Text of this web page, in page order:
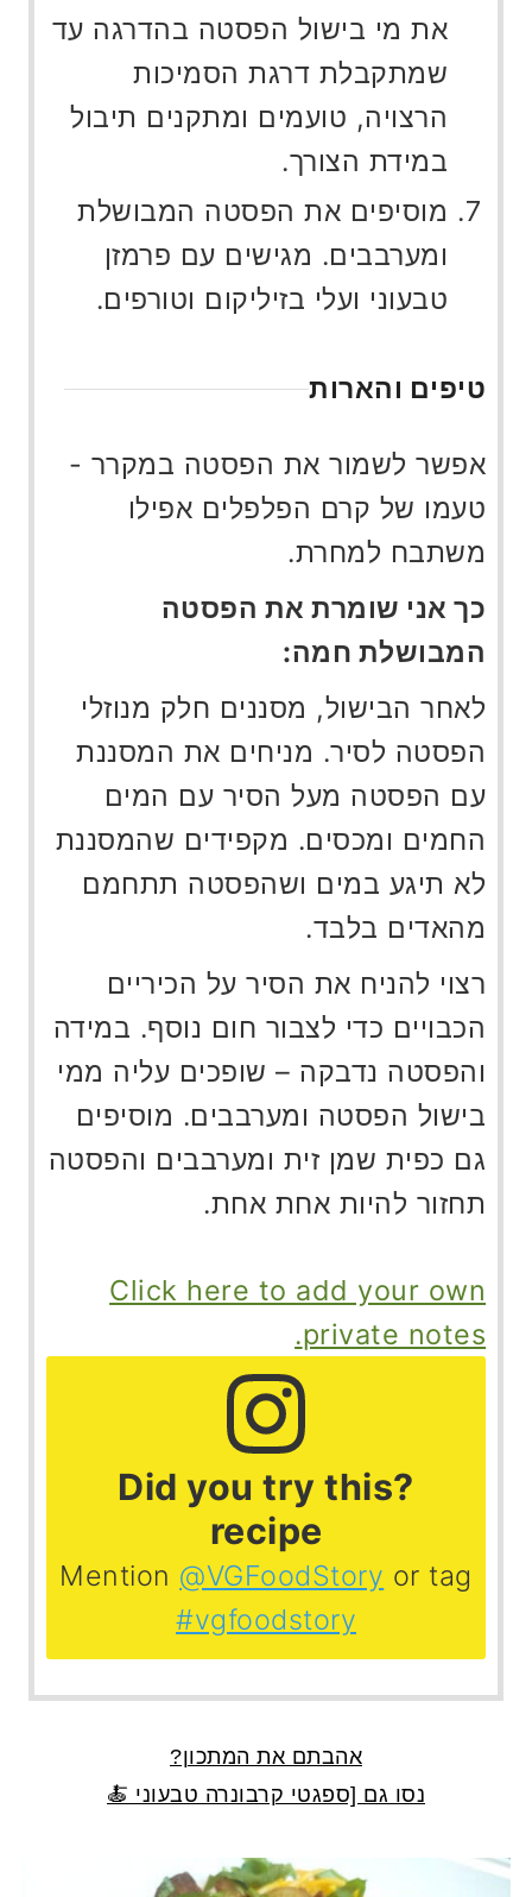
את מי בישול הפסטה בהדרגה עד
שמתקבלת דרגת הסמיכות
הרצויה, טועמים ומתקנים תיבול
במידת הצורך.
מוסיפים את הפסטה המבושלת
ומערבבים. מגישים עם פרמזן
טבעוני ועלי בזיליקום וטורפים.
טיפים והארות
אפשר לשמור את הפסטה במקרר -
טעמו של קרם הפלפלים אפילו
משתבח למחרת.
כך אני שומרת את הפסטה
המבושלת חמה:
לאחר הבישול, מסננים חלק מנוזלי
הפסטה לסיר. מניחים את המסננת
עם הפסטה מעל הסיר עם המים
החמים ומכסים. מקפידים שהמסננת
לא תיגע במים ושהפסטה תתחמם
מהאדים בלבד.
רצוי להניח את הסיר על הכיריים
הכבויים כדי לצבור חום נוסף. במידה
והפסטה נדבקה – שופכים עליה ממי
בישול הפסטה ומערבבים. מוסיפים
גם כפית שמן זית ומערבבים והפסטה
תחזור להיות אחת אחת.
Click here to add your own
private notes.
?Did you try this
recipe
Mention @VGFoodStory or tag
#vgfoodstory
אהבתם את המתכון?
נסו גם [ספגטי קרבונרה טבעוני 🍝